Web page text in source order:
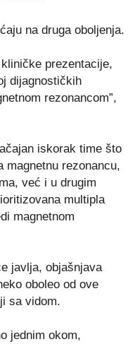
na druga oboljenja.
prezentacije,
dijagnostičkih
rezonancom”,
iskorak time što
magnetnu rezonancu,
već i u drugim
multipla
magnetnom
javlja, objašnjava
oboleo od ove
sa vidom.
jednim okom,